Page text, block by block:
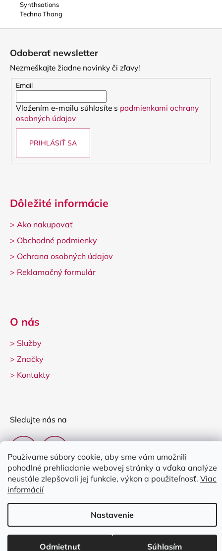
Používame súbory cookie, aby sme vám umožnili
pohodlné prehliadanie webovej stránky a vďaka analýze
neustále zlepšovali jej funkcie, výkon a použiteľnosť. Viac
informácií
Nastavenie
Odmietnuť Súhlasím
Synthsations
Techno Thang
Odoberať newsletter
Nezmeškajte žiadne novinky či zľavy!
Email
Vložením e-mailu súhlasíte s podmienkami ochrany
osobných údajov
PRIHLÁSIŤ SA
Dôležité informácie
> Ako nakupovať
> Obchodné podmienky
> Ochrana osobných údajov
> Reklamačný formulár
O nás
> Služby
> Značky
> Kontakty
Sledujte nás na